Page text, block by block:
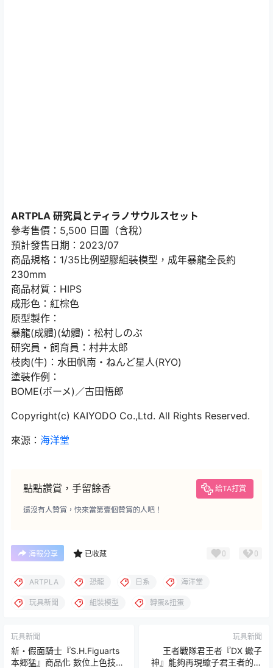
ARTPLA 研究員とティラノサウルスセット
參考售價：5,500 日圓（含稅）
預計發售日期：2023/07
商品規格：1/35比例塑膠組裝模型，成年暴龍全長約
230mm
商品材質：HIPS
成形色：紅棕色
原型製作：
暴龍(成體)(幼體)：松村しのぶ
研究員・飼育員：村井太郎
枝肉(牛)：水田帆南・ねんど星人(RYO)
塗裝作例：
BOME(ボーメ)／古田悟郎
Copyright(c) KAIYODO Co.,Ltd. All Rights Reserved.
來源： 海洋堂
點點讚賞，手留餘香 給TA打賞
還沒有人贊賞，快來當第壹個贊賞的人吧！
海報分享 已收藏 0 0
ARTPLA 恐龍 日系 海洋堂
玩具新聞 組裝模型 轉蛋&扭蛋
玩具新聞
新・假面騎士『S.H.Figuarts
本郷猛』商品化 數位上色技術
玩具新聞
王者戰隊君王者『DX 蠍子
神』能夠再現蠍子君王者的傳